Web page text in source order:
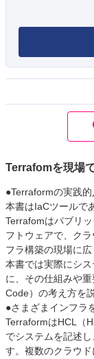
Terrafomを現場
●Terraformの実践
本書はIaCツールで
Terrafomはパブリ
フトウェアで、ク
フラ構築の現場に広
本書では実際にシ
に、その仕組みや
Code）の考え方を
●さまざまインフラ
TerraformはHCL（
でシステムを記述
す。複数のクラウ